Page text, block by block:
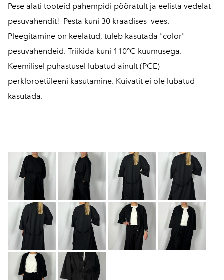
Pese alati tooteid pahempidi pööratult ja eelista vedelat
pesuvahendit! Pesta kuni 30 kraadises vees.
Pleegitamine on keelatud, tuleb kasutada "color"
pesuvahendeid. Triikida kuni 110°C kuumusega.
Keemilisel puhastusel lubatud ainult (PCE)
perkloroetüleeni kasutamine. Kuivatit ei ole lubatud
kasutada.